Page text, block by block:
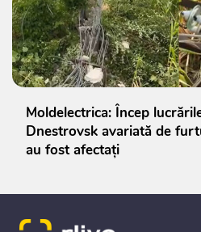
Moldelectrica: Încep
Dnestrovsk avariată de
au fost afectați